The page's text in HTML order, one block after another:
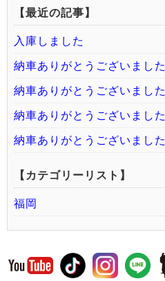
【最近の記事】
入庫しました
納車ありがとうございました
納車ありがとうございました
納車ありがとうございました
納車ありがとうございました
【カテゴリーリスト】
福岡